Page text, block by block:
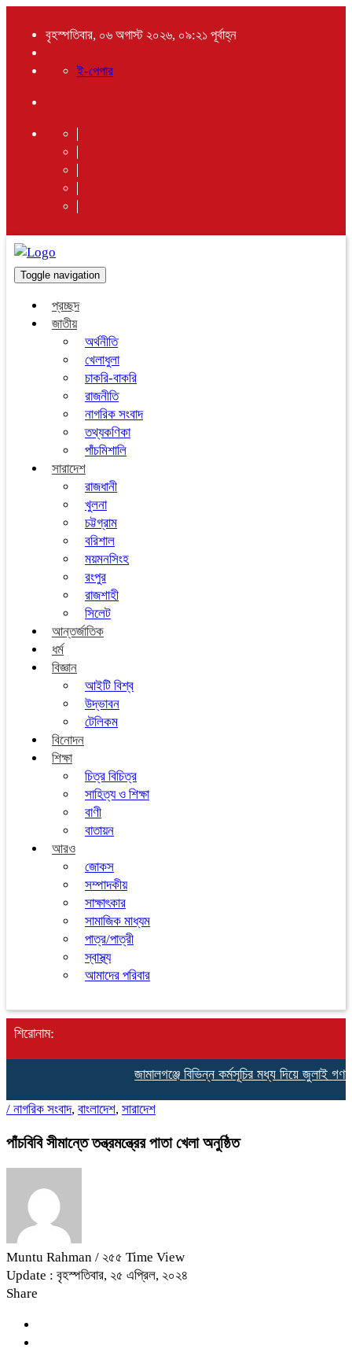
বৃহস্পতিবার, ০৬ অগাস্ট ২০২৬, ০৯:২১ পূর্বাহ্ন
ই-পেপার
Toggle navigation
প্রচ্ছদ
জাতীয়
অর্থনীতি
খেলাধুলা
চাকরি-বাকরি
রাজনীতি
নাগরিক সংবাদ
তথ্যকণিকা
পাঁচমিশালি
সারাদেশ
রাজধানী
খুলনা
চট্টগ্রাম
বরিশাল
ময়মনসিংহ
রংপুর
রাজশাহী
সিলেট
আন্তর্জাতিক
ধর্ম
বিজ্ঞান
আইটি বিশ্ব
উদ্ভাবন
টেলিকম
বিনোদন
শিক্ষা
চিত্র বিচিত্র
সাহিত্য ও শিক্ষা
বাণী
বাতায়ন
আরও
জোকস
সম্পাদকীয়
সাক্ষাৎকার
সামাজিক মাধ্যম
পাত্র/পাত্রী
স্বাস্থ্য
আমাদের পরিবার
শিরোনাম:
জামালগঞ্জে বিভিন্ন কর্মসূচির মধ্য দিয়ে জুলাই
/ নাগরিক সংবাদ, বাংলাদেশ, সারাদেশ
পাঁচবিবি সীমান্তে তন্ত্রমন্ত্রের পাতা খেলা অনুষ্ঠিত
Muntu Rahman / ২৫৫ Time View
Update : বৃহস্পতিবার, ২৫ এপ্রিল, ২০২৪
Share